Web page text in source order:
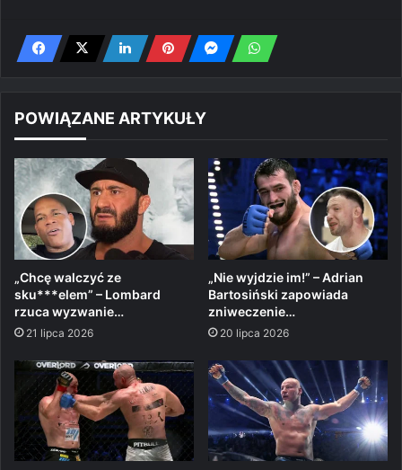
POWIĄZANE ARTYKUŁY
„Chcę walczyć ze
sku***elem” – Lombard
rzuca wyzwanie…
21 lipca 2026
„Nie wyjdzie im!” – Adrian
Bartosiński zapowiada
zniweczenie…
20 lipca 2026